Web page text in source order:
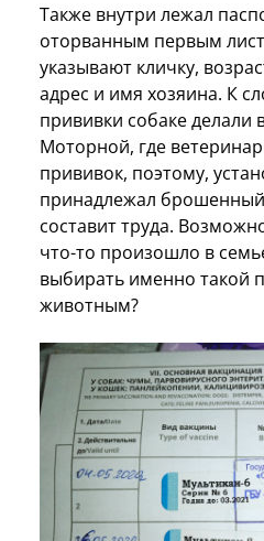
Также внутри лежал
оторванным первым
указывают кличку,
адрес и имя хозяина. К
прививки собаке делали
Моторной, где
прививок, поэтому,
принадлежал
составит труда.
что-то произошло в
выбирать именно такой
животным?